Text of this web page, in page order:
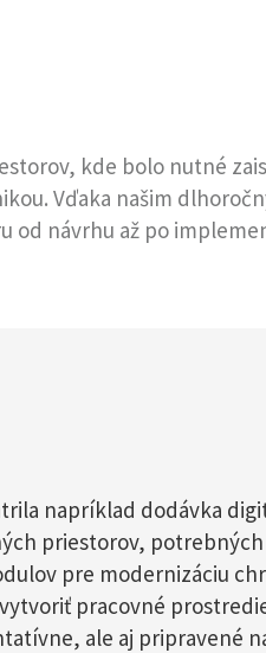
kde bolo nutné
Vďaka našim
návrhu až po
napríklad dodávka
priestorov,
pre modernizáciu
pracovné
ale aj pripravené